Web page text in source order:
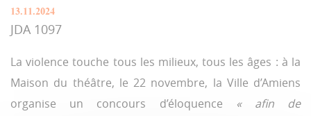
13.11.2024
JDA 1097
La violence touche tous les milieux, tous les âges : à la
Maison du théâtre, le 22 novembre, la Ville d’Amiens
organise un concours d’éloquence
« afin de